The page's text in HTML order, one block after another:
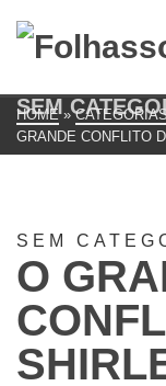
SEM
HOME »
GRANDE CONFLITO
SEM
O